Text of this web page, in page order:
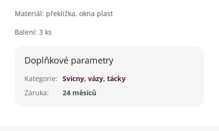
Materiál: překližka, okna plast
Balení: 3 ks
Doplňkové parametry
Kategorie: Svícny, vázy, tácky
Záruka: 24 měsíců